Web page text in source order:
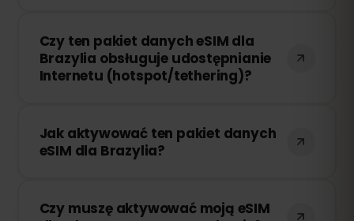
dowolnym momencie bez konieczności
ponownej instalacji eSIM. Wystarczy
zalogować się na swoje konto i wybrać
Czy ten pakiet danych eSIM dla
Brazylia obsługuje udostępnianie
Internetu (hotspot/tethering)?
połączenie internetowe innym
urządzeniom za pomocą hotspotu lub
lokalnego operatora sieci.
Jak aktywować ten pakiet danych
eSIM dla Brazylia?
z kodem QR. Wystarczy zeskanować go
Czy muszę aktywować moją eSIM